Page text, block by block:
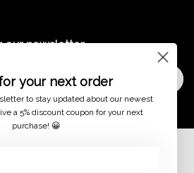
our newsletter
jaimymode.nl
your next order
to stay updated about our newest
a 5% discount coupon for your next
purchase! 😀